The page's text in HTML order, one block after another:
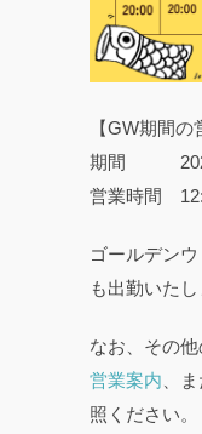
【GW期間の
期間 2024
営業時間
ゴールデン
も出勤いたし
なお、その
営業案内 、
照ください。